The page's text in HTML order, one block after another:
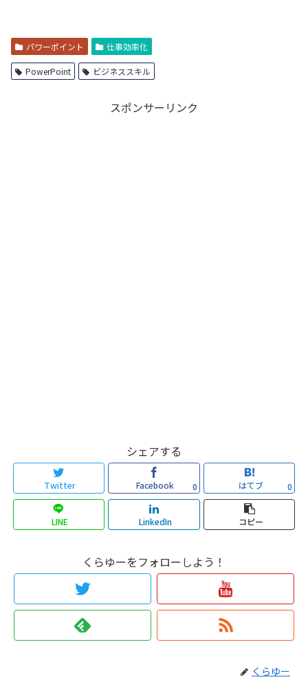
パワーポイント 仕事効率化
PowerPoint ビジネススキル
スポンサーリンク
シェアする
Twitter Facebook 0 はてブ 0
LINE LinkedIn コピー
くらゆーをフォローしよう！
くらゆー